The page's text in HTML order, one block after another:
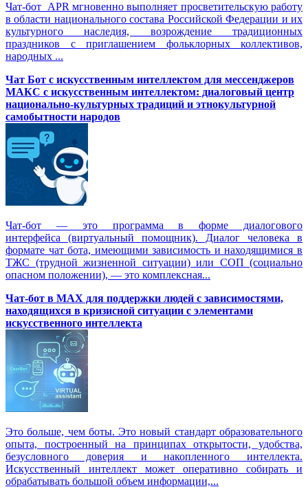
Чат-бот APR мгновенно выполняет просветительскую работу
в области национального состава Российской Федерации и их
культурного наследия, возрождение традиционных
праздников с приглашением фольклорных коллективов,
народных ...
Чат Бот с искусственным интеллектом для мессенджеров
МАКС с искусственным интеллектом: диалоговый центр
национально-культурных традиций и этнокультурной
самобытности народов
Чат-бот — это программа в форме диалогового
интерфейса (виртуальный помощник). Диалог человека в
формате чат бота, имеющими зависимость и находящимися в
ТЖС (трудной жизненной ситуации) или СОП (социально
опасном положении), — это комплексная...
Чат-бот в MAX для поддержки людей с зависимостями,
находящихся в кризисной ситуации с элементами
искусственного интеллекта
Это больше, чем боты. Это новый стандарт образовательного
опыта, построенный на принципах открытости, удобства,
безусловного доверия и накопленного интеллекта.
Искусственный интеллект может оперативно собирать и
обрабатывать большой объем информации,...